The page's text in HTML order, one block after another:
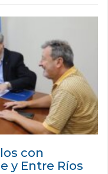
con
y Entre Ríos